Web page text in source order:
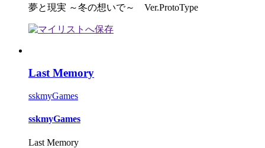
夢と現実 ～冬の想いで～ Ver.ProtoType
Last Memory
sskmyGames
sskmyGames
Last Memory